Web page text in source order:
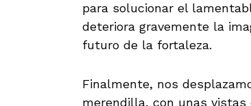
para solucionar el
deteriora gravemente la
futuro de la fortaleza.
Finalmente, nos
merendilla, con unas vistas